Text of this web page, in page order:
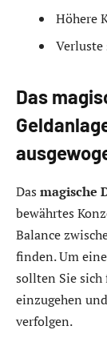
Höhere
Das
Das magische
bewährtes
Balance
finden. Um
sollten Sie sich
einzugehen
verfolgen.